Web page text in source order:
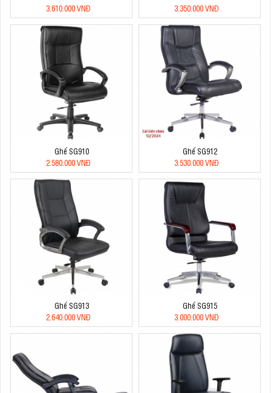
3.610.000 VNĐ
3.350.000 VNĐ
Ghế SG910
2.580.000 VNĐ
Ghế SG912
3.530.000 VNĐ
Ghế SG913
2.640.000 VNĐ
Ghế SG915
3.000.000 VNĐ